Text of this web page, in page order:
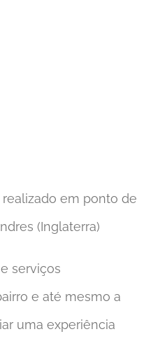
em ponto de
(Inglaterra)
serviços
e até mesmo a
uma experiência